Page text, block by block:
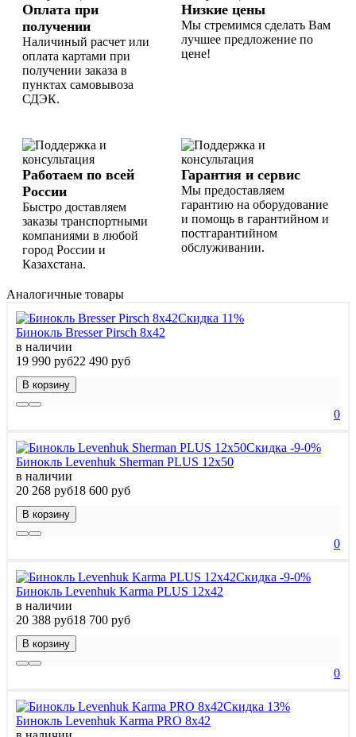
Оплата при
получении
Наличиный расчет или
оплата картами при
получении заказа в
пунктах самовывоза
СДЭК.
Низкие цены
Мы стремимся сделать Вам
лучшее предложение по
цене!
Работаем по всей
России
Быстро доставляем
заказы транспортными
компаниями в любой
город России и
Казахстана.
Гарантия и сервис
Мы предоставляем
гарантию на оборудование
и помощь в гарантийном и
постгарантийном
обслуживании.
Аналогичные товары
Скидка 11%
Бинокль Bresser Pirsch 8x42
в наличии
19 990 руб22 490 руб
В корзину
0
Скидка -9-0%
Бинокль Levenhuk Sherman PLUS 12x50
в наличии
20 268 руб18 600 руб
В корзину
0
Скидка -9-0%
Бинокль Levenhuk Karma PLUS 12x42
в наличии
20 388 руб18 700 руб
В корзину
0
Скидка 13%
Бинокль Levenhuk Karma PRO 8x42